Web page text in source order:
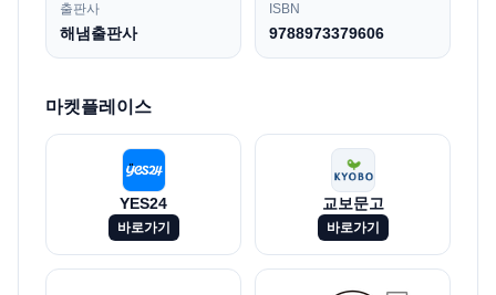
출판사
해냄출판사
ISBN
9788973379606
마켓플레이스
YES24
바로가기
교보문고
바로가기